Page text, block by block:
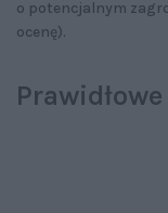
o potencjalnym
ocenę).